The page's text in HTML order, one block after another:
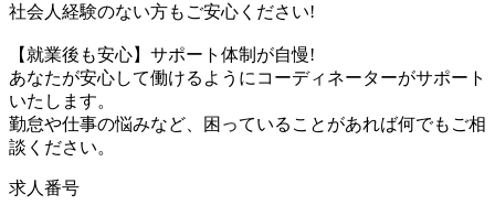
社会人経験のない方もご安心ください!
【就業後も安心】サポート体制が自慢!
あなたが安心して働けるようにコーディネーターがサポート
いたします。
勤怠や仕事の悩みなど、困っていることがあれば何でもご相
談ください。
求人番号